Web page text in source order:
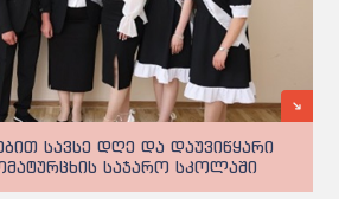
სავსე დღე და დაუვიწყარი
საჯარო სკოლაში